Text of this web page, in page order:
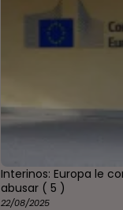
Interinos: Europa le
abusar ( 5 )
22/08/2025